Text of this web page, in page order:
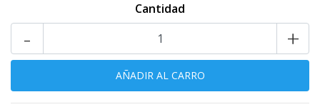
Cantidad
+
-